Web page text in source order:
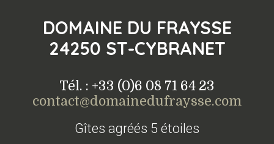
DOMAINE DU FRAYSSE
24250 ST-CYBRANET
Tél. : +33 (0)6 08 71 64 23
contact@domainedufraysse.com
Gîtes agréés 5 étoiles